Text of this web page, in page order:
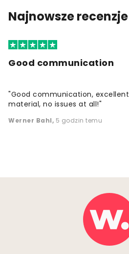
Najnowsze recenzje
Good communication
"Good communication, excellent
material, no issues at all!"
Werner Bahl, 5 godzin temu